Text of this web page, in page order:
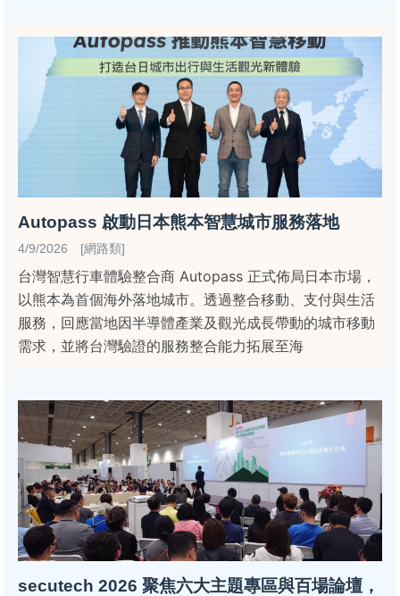
Autopass 啟動日本熊本智慧城市服務落地
4/9/2026 [網路類]
台灣智慧行車體驗整合商 Autopass 正式佈局日本市場，
以熊本為首個海外落地城市。透過整合移動、支付與生活
服務，回應當地因半導體產業及觀光成長帶動的城市移動
需求，並將台灣驗證的服務整合能力拓展至海
secutech 2026 聚焦六大主題專區與百場論壇，